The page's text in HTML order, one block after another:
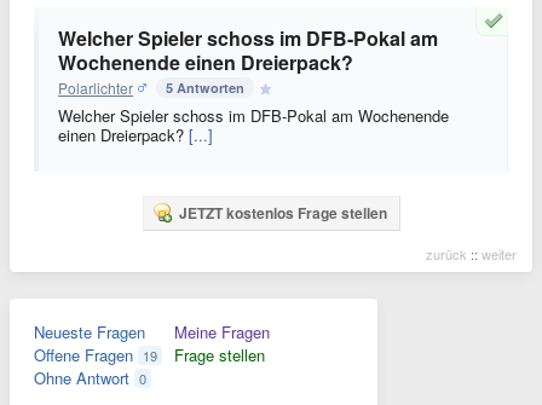
Welcher Spieler schoss im DFB-Pokal am
Wochenende einen Dreierpack?
Polarlichter 5 Antworten
Welcher Spieler schoss im DFB-Pokal am Wochenende
einen Dreierpack? [...]
JETZT kostenlos Frage stellen
zurück :: weiter
Neueste Fragen
Offene Fragen 19
Ohne Antwort 0
Meine Fragen
Frage stellen